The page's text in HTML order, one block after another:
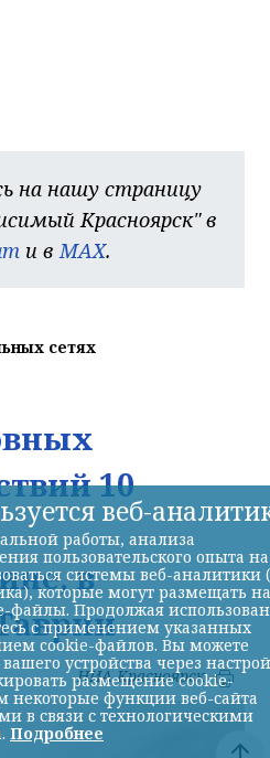
на нашу страницу
Красноярск" в
и в MAX.
сетях
10
в
НИА-Красноярск
веб-
работы, анализа
пользовательского опыта на
системы веб-аналитики
которые могут размещать на
файлы. Продолжая
с применением указанных
cookie-файлов. Вы можете
устройства через
размещение cookie-
некоторые функции веб-сайта
в связи с технологическими
Подробнее